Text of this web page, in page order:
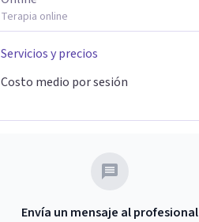
Terapia online
Servicios y precios
Costo medio por sesión
Envía un mensaje al profesional